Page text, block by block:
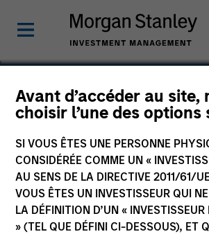
Avant d’accéder au site,
choisir l’une des options
SI VOUS ÊTES UNE PERSONNE
CONSIDÉRÉE COMME UN «
AU SENS DE LA DIRECTIVE 2011/61/
VOUS ÊTES UN INVESTISSEUR QUI
LA DÉFINITION D’UN «
» (TEL QUE DÉFINI CI-DESSOUS), ET
Dana Phillips
Executive Director